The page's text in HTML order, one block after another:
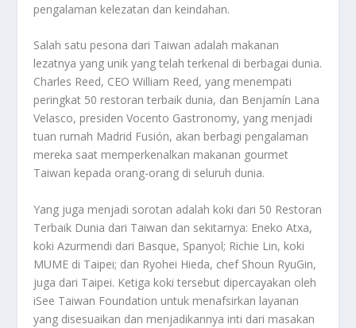
pengalaman kelezatan dan keindahan.
Salah satu pesona dari Taiwan adalah makanan
lezatnya yang unik yang telah terkenal di berbagai dunia.
Charles Reed, CEO William Reed, yang menempati
peringkat 50 restoran terbaik dunia, dan Benjamín Lana
Velasco, presiden Vocento Gastronomy, yang menjadi
tuan rumah Madrid Fusión, akan berbagi pengalaman
mereka saat memperkenalkan makanan gourmet
Taiwan kepada orang-orang di seluruh dunia.
Yang juga menjadi sorotan adalah koki dari 50 Restoran
Terbaik Dunia dari Taiwan dan sekitarnya: Eneko Atxa,
koki Azurmendi dari Basque, Spanyol; Richie Lin, koki
MUME di Taipei; dan Ryohei Hieda, chef Shoun RyuGin,
juga dari Taipei. Ketiga koki tersebut dipercayakan oleh
iSee Taiwan Foundation untuk menafsirkan layanan
yang disesuaikan dan menjadikannya inti dari masakan